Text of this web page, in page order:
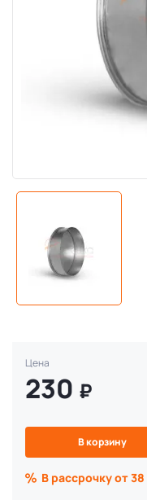
Цена
230 ₽
В корзину
В рассрочку от 38